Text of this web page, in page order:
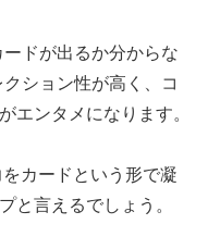
ドが出るか分からな
ション性が高く、コ
エンタメになります。
カードという形で凝
と言えるでしょう。